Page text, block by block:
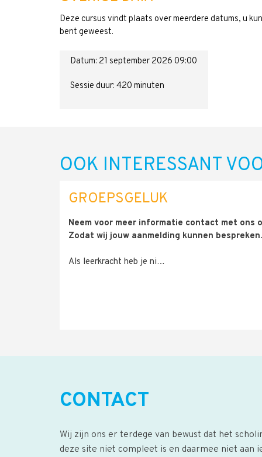
Deze cursus vindt plaats over meerdere datums, u
bent geweest.
Datum: 21 september 2026 09:00
Sessie duur: 420 minuten
OOK INTERESSANT
GROEPSGELUK
Neem voor meer informatie contact met ons
Zodat wij jouw aanmelding kunnen
Als leerkracht heb je ni…
CONTACT
Wij zijn ons er terdege van bewust dat het
deze site niet compleet is en daarmee niet aan